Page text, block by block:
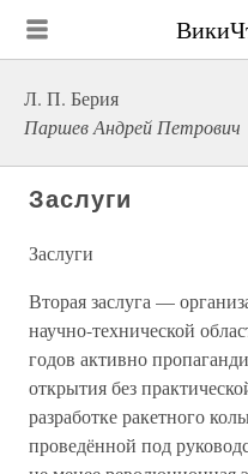
Л. П. Берия
Паршев Андрей Петрович
Заслуги
Заслуги
Вторая заслуга —
научно-технической
годов активно
открытия без
разработке ракетного
проведённой под